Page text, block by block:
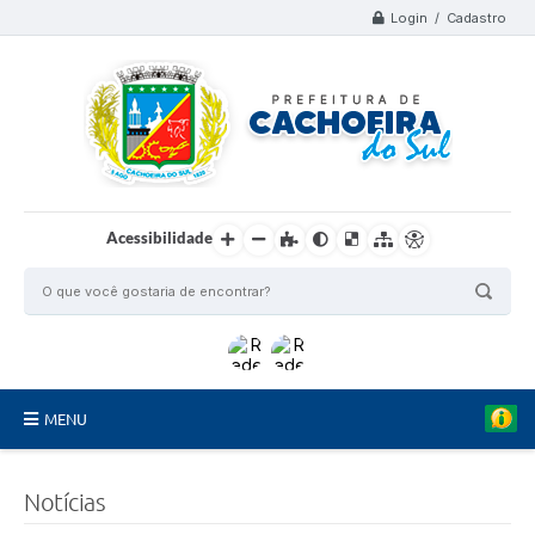
Login / Cadastro
Acessibilidade
MENU
Notícias